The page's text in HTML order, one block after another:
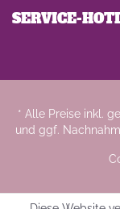
SERVICE-
* Alle Preise inkl.
und ggf.